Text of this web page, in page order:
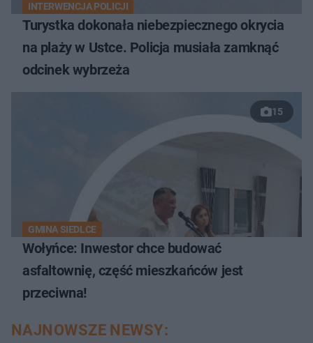
INTERWENCJA POLICJI
Turystka dokonała niebezpiecznego okrycia
na plaży w Ustce. Policja musiała zamknąć
odcinek wybrzeża
15
GMINA SIEDLCE
Wołyńce: Inwestor chce budować
asfaltownię, część mieszkańców jest
przeciwna!
NAJNOWSZE NEWSY: